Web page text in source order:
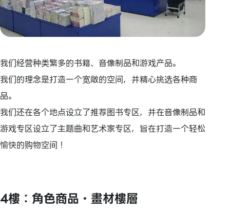
我们经营种类繁多的书籍、音像制品和游戏产品。
我们的理念是打造一个宽敞的空间，并精心挑选各种商
品。
我们还在各个地点设立了推荐图书专区，并在音像制品和
游戏专区设立了主题曲和艺术家专区，旨在打造一个轻松
愉快的购物空间！
4樓：角色商品・畫材樓層